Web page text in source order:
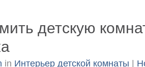
детскую
in Интерьер детской комнаты